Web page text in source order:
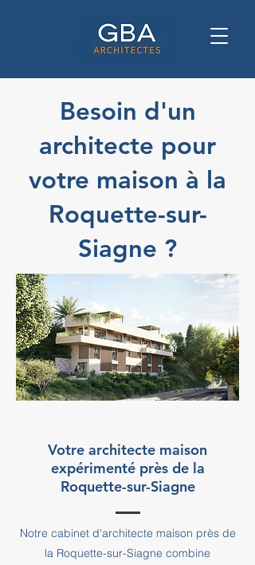
Besoin d'un
architecte pour
votre maison à la
Roquette-sur-
Siagne ?
Votre architecte maison
expérimenté près de la
Roquette-sur-Siagne
Notre cabinet d'architecte maison près de
la Roquette-sur-Siagne combine